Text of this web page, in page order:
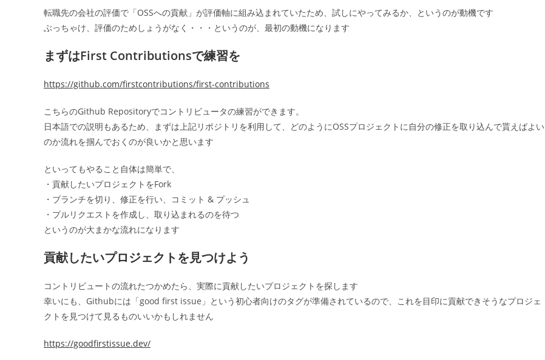
転職先の会社の評価で「OSSへの貢献」が評価軸に組み込まれていたため、試しにやってみるか、というのが動機です
ぶっちゃけ、評価のためしょうがなく・・・というのが、最初の動機になります
まずはFirst Contributionsで練習を
https://github.com/firstcontributions/first-contributions
こちらのGithub Repositoryでコントリビュータの練習ができます。
日本語での説明もあるため、まずは上記リポジトリを利用して、どのようにOSSプロジェクトに自分の修正を取り込んで貰えばよい
のか流れを掴んでおくのが良いかと思います
といってもやること自体は簡単で、
・貢献したいプロジェクトをFork
・ブランチを切り、修正を行い、コミット & プッシュ
・プルリクエストを作成し、取り込まれるのを待つ
というのが大まかな流れになります
貢献したいプロジェクトを見つけよう
コントリビュートの流れたつかめたら、実際に貢献したいプロジェクトを探します
幸いにも、Githubには「good first issue」という初心者向けのタグが準備されているので、これを目印に貢献できそうなプロジェ
クトを見つけて見るものいいかもしれません
https://goodfirstissue.dev/